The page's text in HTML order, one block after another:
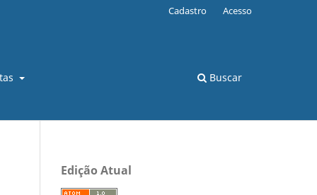
Buscar
Cadastro Acesso
Edição Atual